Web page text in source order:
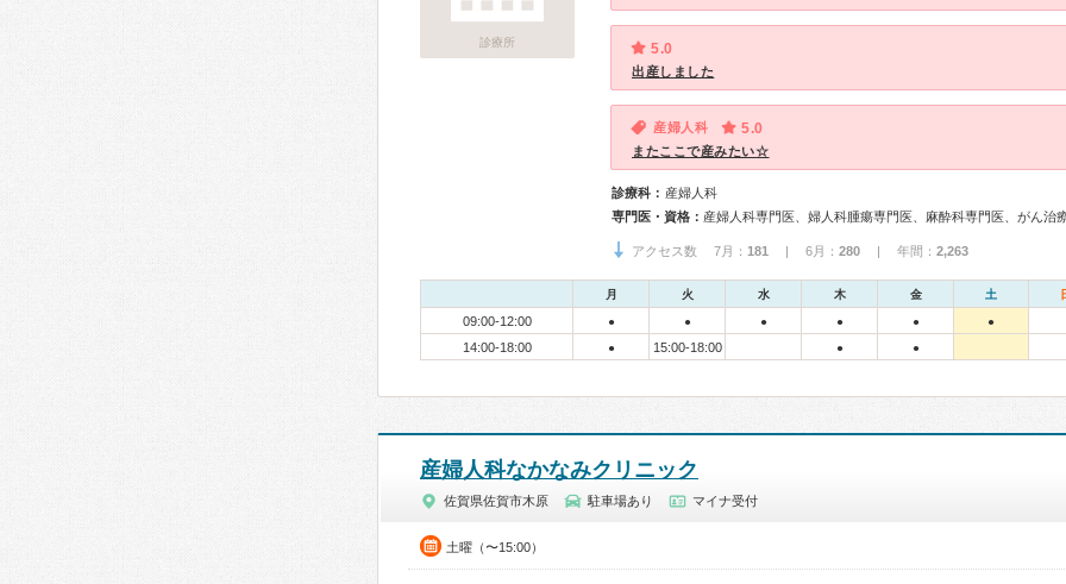
診療所 5.0
出産しました
産婦人科 5.0
またここで産みたい☆
診療科： 産婦人科
専門医・資格： 産婦人科専門医、婦人科腫瘍専門医、麻酔科専門医、がん治
アクセス数 7月： 181 | 6月： 280 | 年間： 2,263
月 火 水 木 金 土
09:00-12:00 ● ● ● ● ● ●
14:00-18:00 ● 15:00-18:00 ● ●
産婦人科なかなみクリニック
佐賀県佐賀市木原 駐車場あり マイナ受付
土曜（〜15:00）